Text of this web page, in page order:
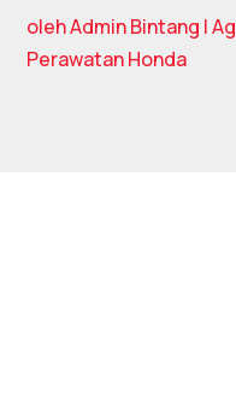
olehAdmin Bintang |
Perawatan Honda